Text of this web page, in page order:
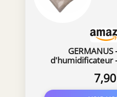
d'humidificateur